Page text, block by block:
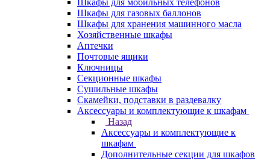
Шкафы для мобильных телефонов
Шкафы для газовых баллонов
Шкафы для хранения машинного масла
Хозяйственные шкафы
Аптечки
Почтовые ящики
Ключницы
Секционные шкафы
Сушильные шкафы
Скамейки, подставки в раздевалку
Аксессуары и комплектующие к шкафам
Назад
Аксессуары и комплектующие к
шкафам
Дополнительные секции для шкафов